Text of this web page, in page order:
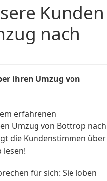
Kunden
nach
ihren Umzug von
erfahrenen
Umzug von Bottrop nach
die Kundenstimmen über
lesen!
für sich: Sie loben